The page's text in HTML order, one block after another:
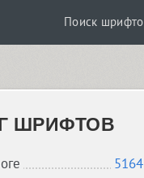
Поиск
ШРИФТОВ
5164